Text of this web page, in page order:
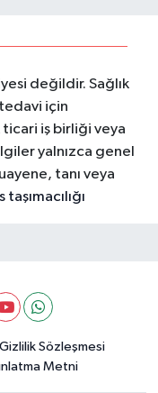
değildir. Sağlık
için
iş birliği veya
yalnızca genel
tanı veya
Gizlilik Sözleşmesi
Metni